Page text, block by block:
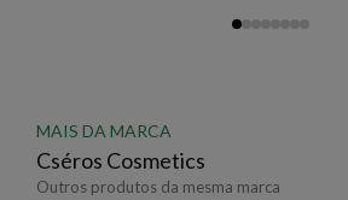
MAIS DA MARCA
Cséros Cosmetics
Outros produtos da mesma marca